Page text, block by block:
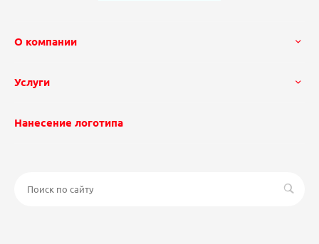
О компании
Услуги
Нанесение логотипа